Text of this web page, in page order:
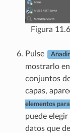
Figura 11.6
Pulse
Añadir
mostrarlo
conjuntos
capas,
elementos
puede
datos que